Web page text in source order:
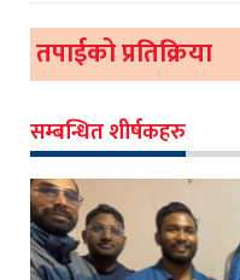
तपाईको प्रतिक्रिया
सम्बन्धित शीर्षकहरु